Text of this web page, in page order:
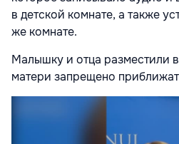
в детской комнате, а также
же комнате.
Малышку и отца разместили
матери запрещено